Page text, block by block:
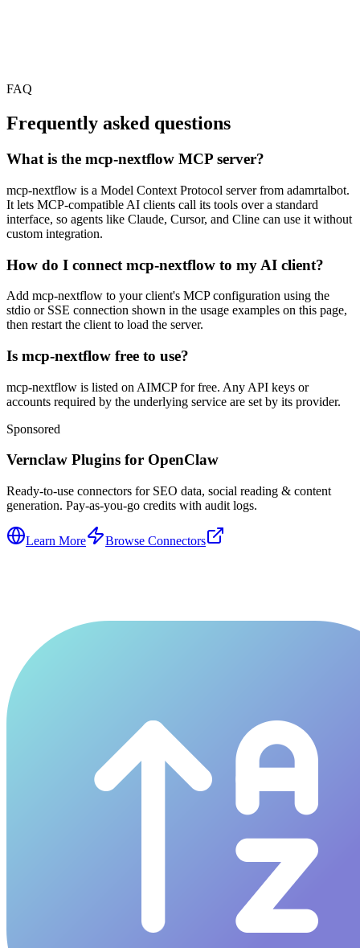
FAQ
Frequently asked questions
What is the mcp-nextflow MCP server?
mcp-nextflow is a Model Context Protocol server from adamrtalbot.
It lets MCP-compatible AI clients call its tools over a standard
interface, so agents like Claude, Cursor, and Cline can use it without
custom integration.
How do I connect mcp-nextflow to my AI client?
Add mcp-nextflow to your client's MCP configuration using the
stdio or SSE connection shown in the usage examples on this page,
then restart the client to load the server.
Is mcp-nextflow free to use?
mcp-nextflow is listed on AIMCP for free. Any API keys or
accounts required by the underlying service are set by its provider.
Sponsored
Vernclaw Plugins for OpenClaw
Ready-to-use connectors for SEO data, social reading & content
generation. Pay-as-you-go credits with audit logs.
Learn More Browse Connectors